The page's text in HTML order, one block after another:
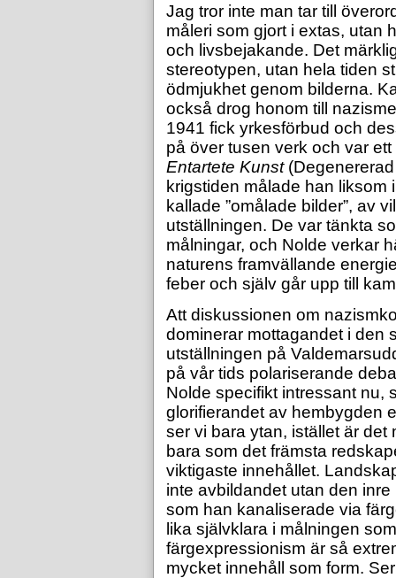
Jag tror inte man tar till
måleri som gjort i extas, utan
och livsbejakande. Det
stereotypen, utan hela tiden
ödmjukhet genom bilderna.
också drog honom till
1941 fick yrkesförbud och
på över tusen verk och var
Entartete Kunst
krigstiden målade han liksom
kallade ”omålade bilder”, av
utställningen. De var tänkta
målningar, och Nolde verkar
naturens framvällande
feber och själv går upp till
Att diskussionen om
dominerar mottagandet i den
utställningen på
på vår tids polariserande
Nolde specifikt intressant nu,
glorifierandet av hembygden
ser vi bara ytan, istället är
bara som det främsta
viktigaste innehållet.
inte avbildandet utan den
som han kanaliserade via
lika självklara i målningen
färgexpressionism är så
mycket innehåll som form.